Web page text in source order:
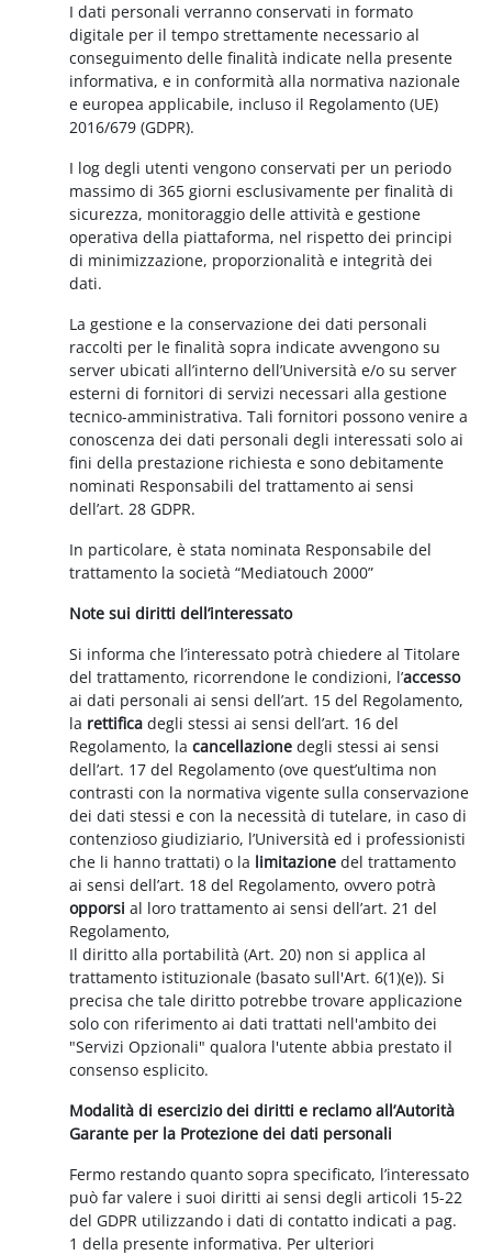
I dati personali verranno conservati in formato
digitale per il tempo strettamente necessario al
conseguimento delle finalità indicate nella presente
informativa, e in conformità alla normativa nazionale
e europea applicabile, incluso il Regolamento (UE)
2016/679 (GDPR).
I log degli utenti vengono conservati per un periodo
massimo di 365 giorni esclusivamente per finalità di
sicurezza, monitoraggio delle attività e gestione
operativa della piattaforma, nel rispetto dei principi
di minimizzazione, proporzionalità e integrità dei
dati.
La gestione e la conservazione dei dati personali
raccolti per le finalità sopra indicate avvengono su
server ubicati all’interno dell’Università e/o su server
esterni di fornitori di servizi necessari alla gestione
tecnico-amministrativa. Tali fornitori possono venire a
conoscenza dei dati personali degli interessati solo ai
fini della prestazione richiesta e sono debitamente
nominati Responsabili del trattamento ai sensi
dell’art. 28 GDPR.
In particolare, è stata nominata Responsabile del
trattamento la società “Mediatouch 2000”
Note sui diritti dell’interessato
Si informa che l’interessato potrà chiedere al Titolare
del trattamento, ricorrendone le condizioni, l’accesso
ai dati personali ai sensi dell’art. 15 del Regolamento,
la rettificadegli stessi ai sensi dell’art. 16 del
Regolamento, lacancellazione degli stessi ai sensi
dell’art. 17 del Regolamento (ove quest’ultima non
contrasti con la normativa vigente sulla conservazione
dei dati stessi e con la necessità di tutelare, in caso di
contenzioso giudiziario, l’Università ed i professionisti
che li hanno trattati) o la limitazione del trattamento
ai sensi dell’art. 18 del Regolamento, ovvero potrà
opporsi al loro trattamento ai sensi dell’art. 21 del
Regolamento,
Il diritto alla portabilità (Art. 20) non si applica al
trattamento istituzionale (basato sull'Art. 6(1)(e)). Si
precisa che tale diritto potrebbe trovare applicazione
solo con riferimento ai dati trattati nell'ambito dei
"Servizi Opzionali" qualora l'utente abbia prestato il
consenso esplicito.
Modalità di esercizio dei diritti e reclamo all’Autorità
Garante per la Protezione dei dati personali
Fermo restando quanto sopra specificato, l’interessato
può far valere i suoi diritti ai sensi degli articoli 15-22
del GDPR utilizzando i dati di contatto indicati a pag.
1 della presente informativa. Per ulteriori